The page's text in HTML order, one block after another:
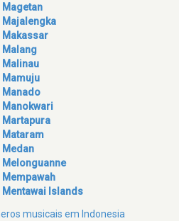
Magetan
Majalengka
Makassar
Malang
Malinau
Mamuju
Manado
Manokwari
Martapura
Mataram
Medan
Melonguanne
Mempawah
Mentawai Islands
musicais em Indonesia